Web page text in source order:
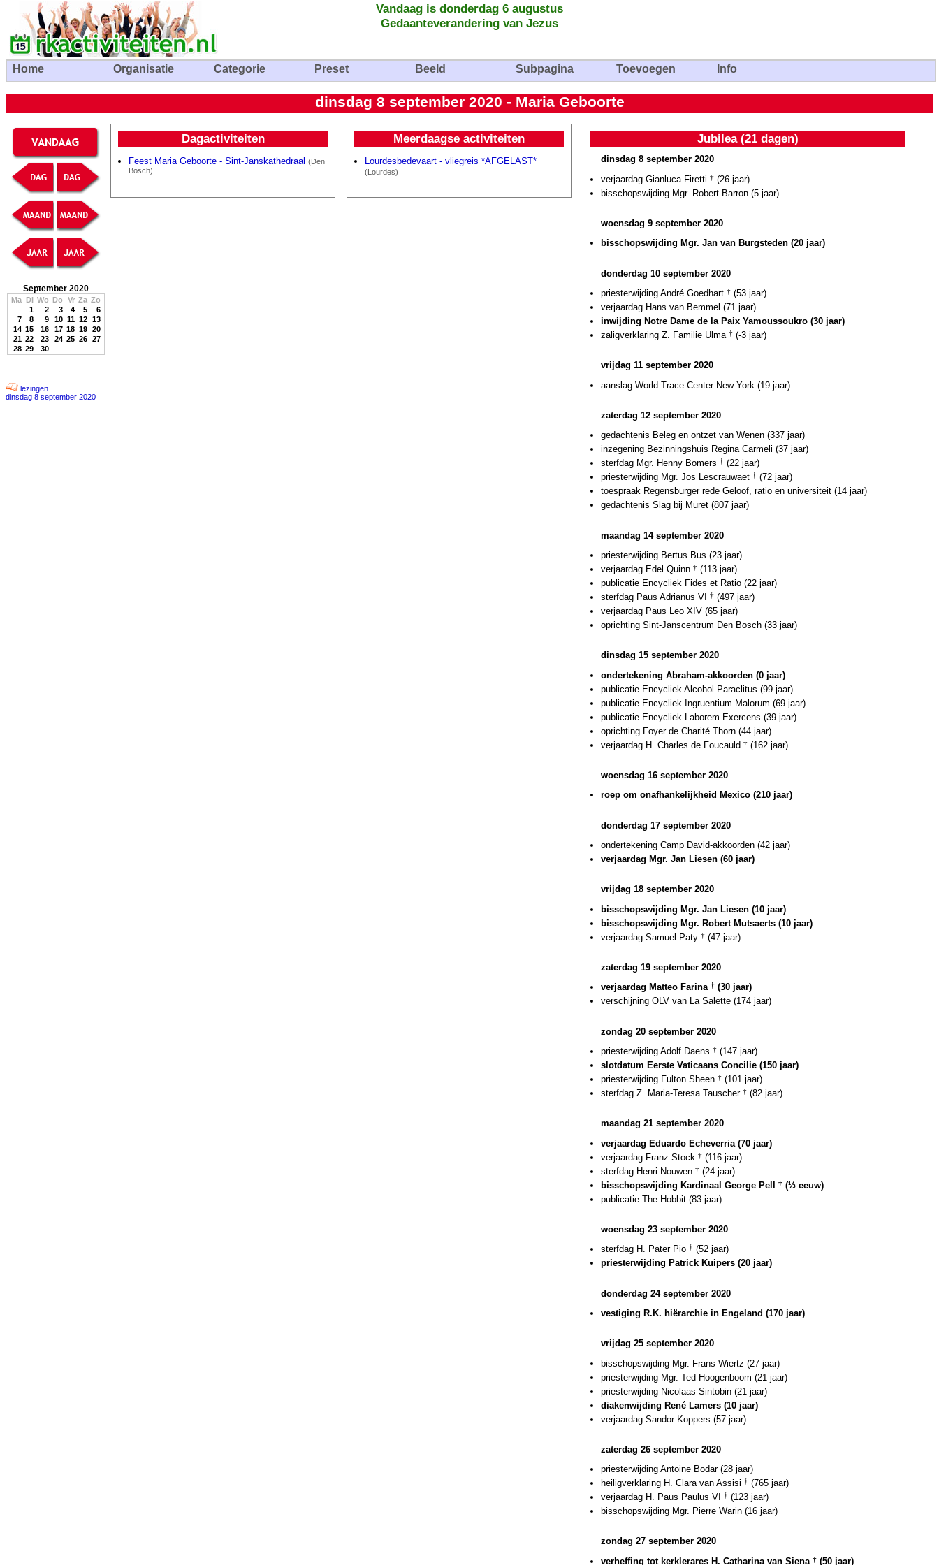
Vandaag is donderdag 6 augustus
Gedaanteverandering van Jezus
Home Organisatie Categorie Preset Beeld Subpagina Toevoegen Info
dinsdag 8 september 2020 - Maria Geboorte
September 2020
Ma Di Wo Do Vr Za Zo
1
2 3 4 5
6
7
8 9 10 11 12 13
14 15 16 17 18 19 20
21 22 23 24 25 26 27
28 29 30
lezingen
dinsdag 8 september 2020
Dagactiviteiten
Feest Maria Geboorte - Sint-Janskathedraal (Den
Bosch)
Meerdaagse activiteiten
Lourdesbedevaart - vliegreis *AFGELAST*
(Lourdes)
Jubilea (21 dagen)
dinsdag 8 september 2020
verjaardag Gianluca Firetti † (26 jaar)
bisschopswijding Mgr. Robert Barron (5 jaar)
woensdag 9 september 2020
bisschopswijding Mgr. Jan van Burgsteden (20 jaar)
donderdag 10 september 2020
priesterwijding André Goedhart † (53 jaar)
verjaardag Hans van Bemmel (71 jaar)
inwijding Notre Dame de la Paix Yamoussoukro (30 jaar)
zaligverklaring Z. Familie Ulma † (-3 jaar)
vrijdag 11 september 2020
aanslag World Trace Center New York (19 jaar)
zaterdag 12 september 2020
gedachtenis Beleg en ontzet van Wenen (337 jaar)
inzegening Bezinningshuis Regina Carmeli (37 jaar)
sterfdag Mgr. Henny Bomers † (22 jaar)
priesterwijding Mgr. Jos Lescrauwaet † (72 jaar)
toespraak Regensburger rede Geloof, ratio en universiteit (14 jaar)
gedachtenis Slag bij Muret (807 jaar)
maandag 14 september 2020
priesterwijding Bertus Bus (23 jaar)
verjaardag Edel Quinn † (113 jaar)
publicatie Encycliek Fides et Ratio (22 jaar)
sterfdag Paus Adrianus VI
† (497 jaar)
verjaardag Paus Leo XIV (65 jaar)
oprichting Sint-Janscentrum Den Bosch (33 jaar)
dinsdag 15 september 2020
ondertekening Abraham-akkoorden (0 jaar)
publicatie Encycliek Alcohol Paraclitus (99 jaar)
publicatie Encycliek Ingruentium Malorum (69 jaar)
publicatie Encycliek Laborem Exercens (39 jaar)
oprichting Foyer de Charité Thorn (44 jaar)
verjaardag H. Charles de Foucauld † (162 jaar)
woensdag 16 september 2020
roep om onafhankelijkheid Mexico (210 jaar)
donderdag 17 september 2020
ondertekening Camp David-akkoorden (42 jaar)
verjaardag Mgr. Jan Liesen (60 jaar)
vrijdag 18 september 2020
bisschopswijding Mgr. Jan Liesen (10 jaar)
bisschopswijding Mgr. Robert Mutsaerts (10 jaar)
verjaardag Samuel Paty † (47 jaar)
zaterdag 19 september 2020
verjaardag Matteo Farina † (30 jaar)
verschijning OLV van La Salette (174 jaar)
zondag 20 september 2020
priesterwijding Adolf Daens † (147 jaar)
slotdatum Eerste Vaticaans Concilie (150 jaar)
priesterwijding Fulton Sheen † (101 jaar)
sterfdag Z. Maria-Teresa Tauscher † (82 jaar)
maandag 21 september 2020
verjaardag Eduardo Echeverria (70 jaar)
verjaardag Franz Stock † (116 jaar)
sterfdag Henri Nouwen † (24 jaar)
bisschopswijding Kardinaal George Pell † (⅓ eeuw)
publicatie The Hobbit (83 jaar)
woensdag 23 september 2020
sterfdag H. Pater Pio † (52 jaar)
priesterwijding Patrick Kuipers (20 jaar)
donderdag 24 september 2020
vestiging R.K. hiërarchie in Engeland (170 jaar)
vrijdag 25 september 2020
bisschopswijding Mgr. Frans Wiertz (27 jaar)
priesterwijding Mgr. Ted Hoogenboom (21 jaar)
priesterwijding Nicolaas Sintobin (21 jaar)
diakenwijding René Lamers (10 jaar)
verjaardag Sandor Koppers (57 jaar)
zaterdag 26 september 2020
priesterwijding Antoine Bodar (28 jaar)
heiligverklaring H. Clara van Assisi † (765 jaar)
verjaardag H. Paus Paulus VI
† (123 jaar)
bisschopswijding Mgr. Pierre Warin (16 jaar)
zondag 27 september 2020
verheffing tot kerklerares H. Catharina van Siena † (50 jaar)